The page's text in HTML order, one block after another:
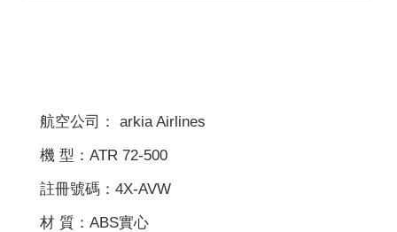
航空公司： arkia Airlines
機 型：ATR 72-500
註冊號碼：4X-AVW
材 質：ABS實心